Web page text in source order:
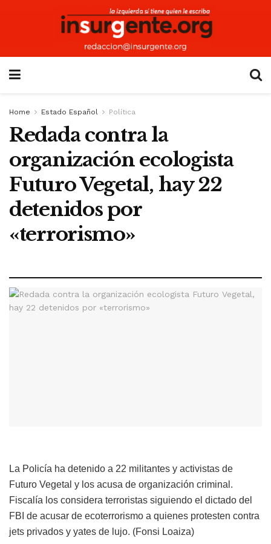
Home Estado Español Política
Redada contra la
organización ecologista
Futuro Vegetal, hay 22
detenidos por
«terrorismo»
La Policía ha detenido a 22 militantes y activistas de
Futuro Vegetal y los acusa de organización criminal.
Fiscalía los considera terroristas siguiendo el dictado del
FBI de acusar de ecoterrorismo a quienes protesten contra
jets privados y yates de lujo. (Fonsi Loaiza)